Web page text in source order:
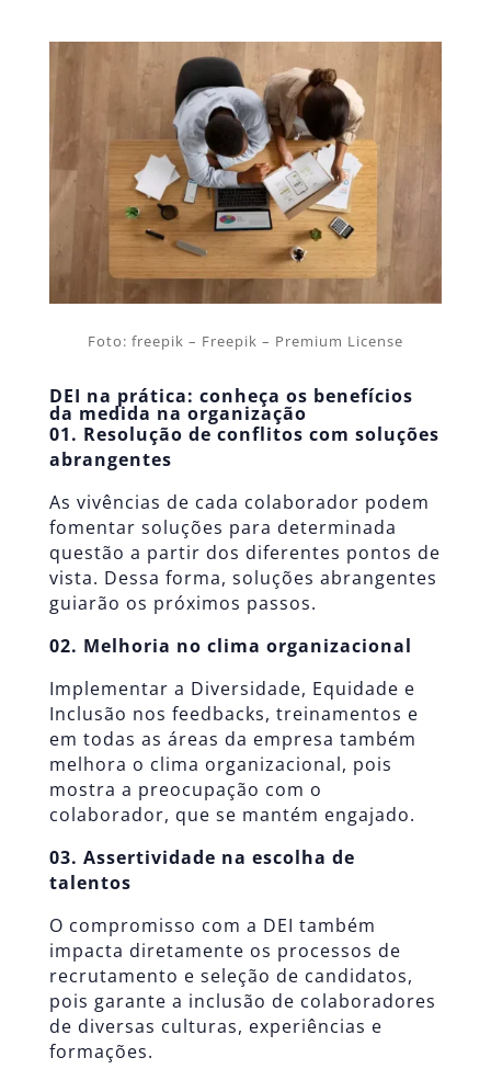
Foto: freepik – Freepik – Premium License
DEI na prática: conheça os benefícios
da medida na organização
01. Resolução de conflitos com soluções
abrangentes
As vivências de cada colaborador podem
fomentar soluções para determinada
questão a partir dos diferentes pontos de
vista. Dessa forma, soluções abrangentes
guiarão os próximos passos.
02. Melhoria no clima organizacional
Implementar a Diversidade, Equidade e
Inclusão nos feedbacks, treinamentos e
em todas as áreas da empresa também
melhora o clima organizacional, pois
mostra a preocupação com o
colaborador, que se mantém engajado.
03. Assertividade na escolha de
talentos
O compromisso com a DEI também
impacta diretamente os processos de
recrutamento e seleção de candidatos,
pois garante a inclusão de colaboradores
de diversas culturas, experiências e
formações.